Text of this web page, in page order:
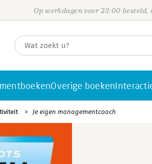
Op werkdagen voor 23:00
Overige boeken
Je eigen managementcoach